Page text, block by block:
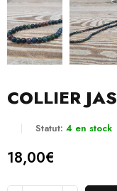
COLLIER
Statut: 4 en stock
18,00€